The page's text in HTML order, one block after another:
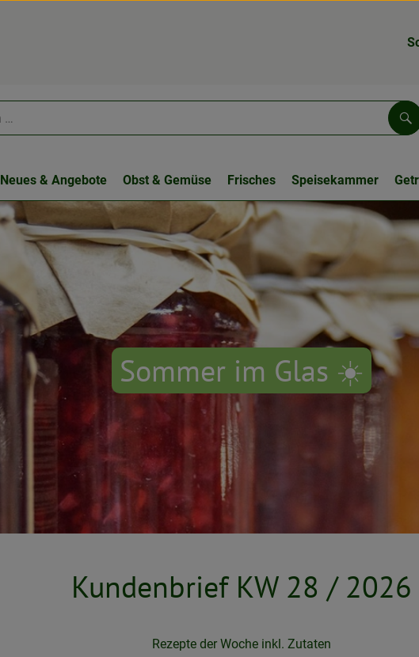
Neues & Angebote Obst & Gemüse Frisches Speisekammer
Sommer im Glas ☀️
Kundenbrief KW 28 / 2026
Rezepte der Woche inkl. Zutaten